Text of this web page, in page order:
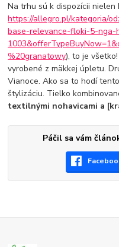
Na trhu sú k dispozícii nielen
https://allegro.pl/kategoria/
base-relevance-floki-5-nga-
%20granatowy), to je
vyrobené z mäkkej úpletu.
Vianoce. Ako sa to hodí
štylizáciu. Tielko
textilnými nohavicami a
Páčil sa vám